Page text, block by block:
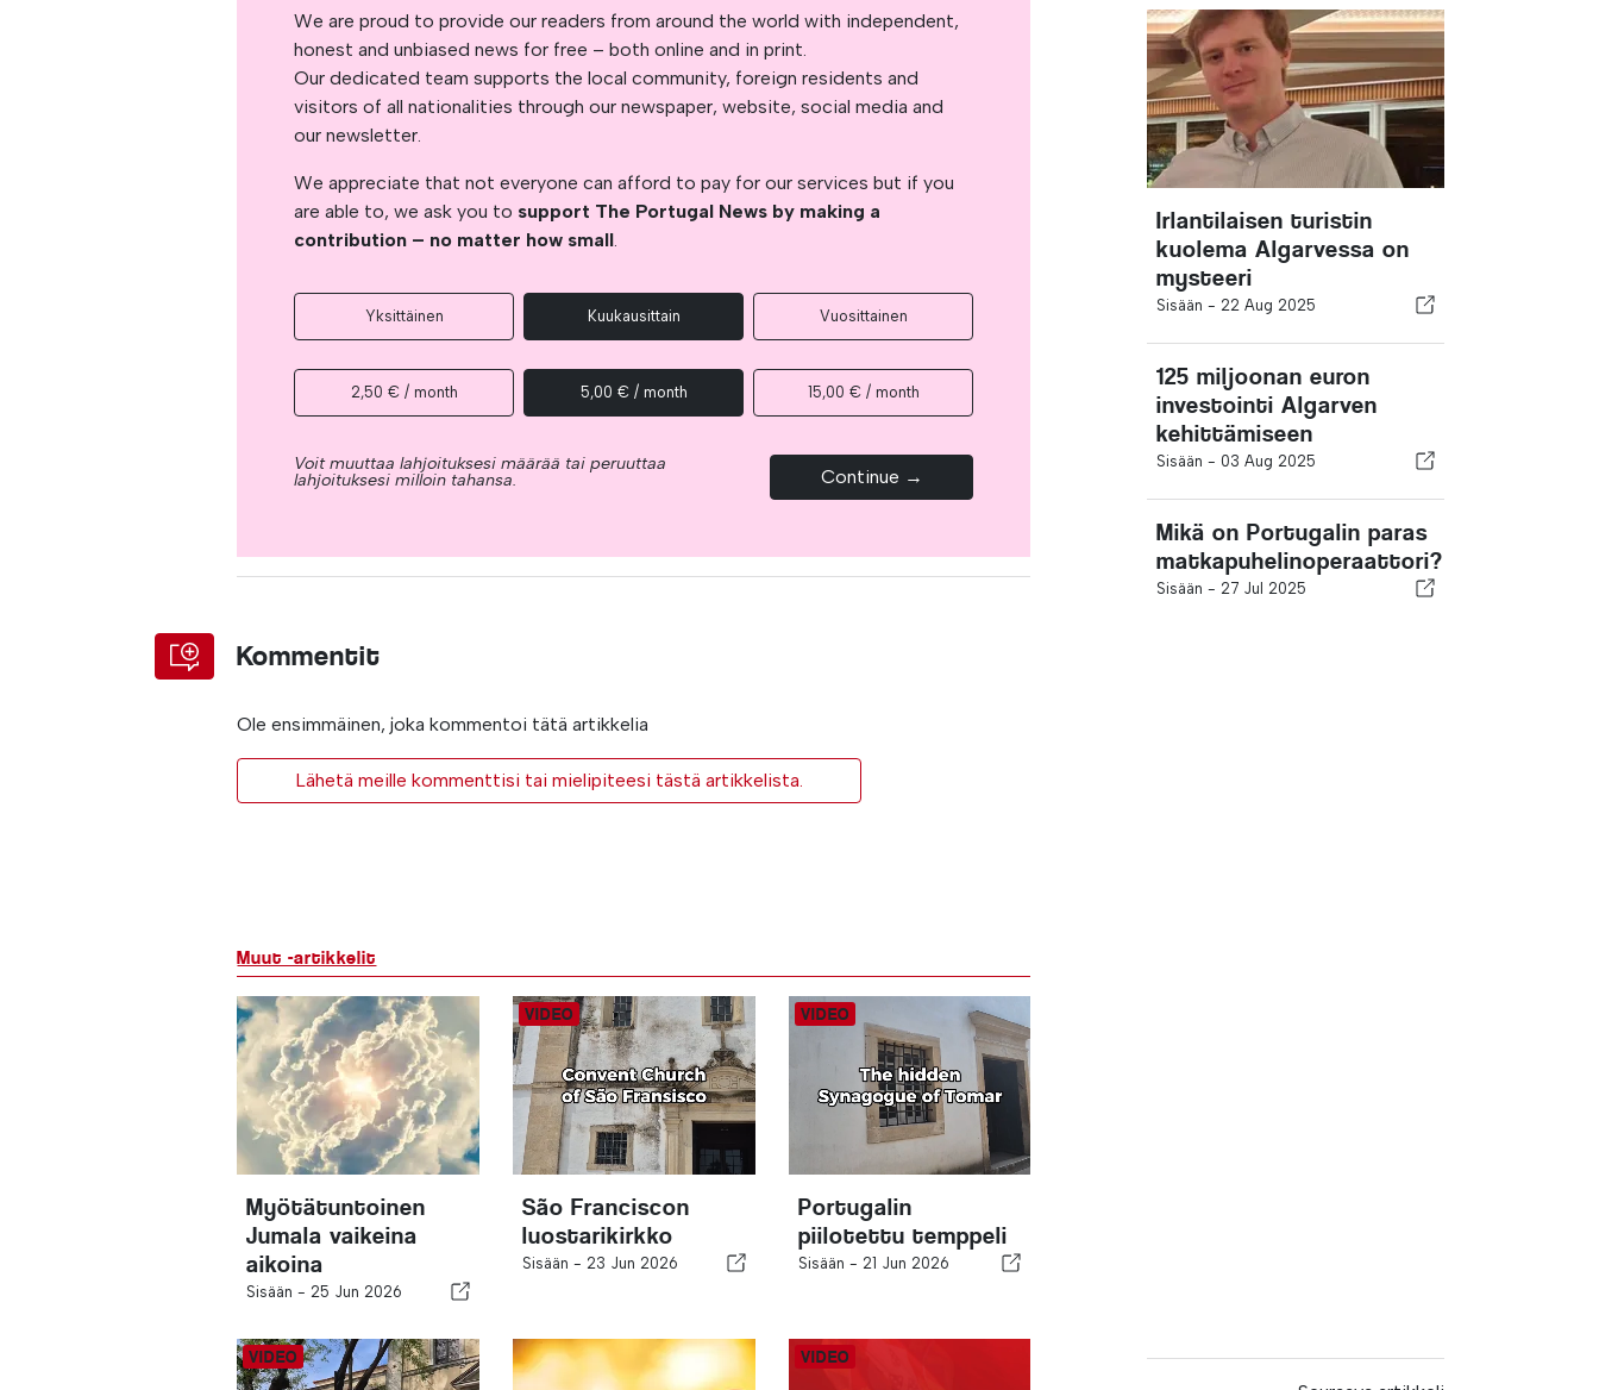
We are proud to provide our readers from around the world with independent,
honest and unbiased news for free – both online and in print.
Our dedicated team supports the local community, foreign residents and
visitors of all nationalities through our newspaper, website, social media and
our newsletter.
We appreciate that not everyone can afford to pay for our services but if you
are able to, we ask you to support The Portugal News by making a
contribution – no matter how small.
Yksittäinen Kuukausittain Vuosittainen
2,50 € / month 5,00 € / month 15,00 € / month
Voit muuttaa lahjoituksesi määrää tai peruuttaa
lahjoituksesi milloin tahansa. Continue →
Kommentit
Ole ensimmäinen, joka kommentoi tätä artikkelia
Lähetä meille kommenttisi tai mielipiteesi tästä artikkelista.
Irlantilaisen turistin
kuolema Algarvessa on
mysteeri
Sisään - 22 Aug 2025
125 miljoonan euron
investointi Algarven
kehittämiseen
Sisään - 03 Aug 2025
Mikä on Portugalin paras
matkapuhelinoperaattori?
Sisään - 27 Jul 2025
Muut -artikkelit
Myötätuntoinen
Jumala vaikeina
aikoina
Sisään - 25 Jun 2026
São Franciscon
luostarikirkko
Sisään - 23 Jun 2026
Portugalin
piilotettu temppeli
Sisään - 21 Jun 2026